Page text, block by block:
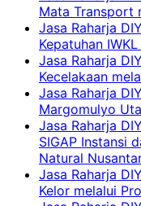
Mata Transport
Jasa Raharja
Kepatuhan
Jasa Raharja
Kecelakaan
Jasa Raharja
Margomulyo
Jasa Raharja
SIGAP Instansi
Natural
Jasa Raharja
Kelor melalui